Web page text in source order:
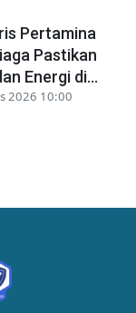
Pertamina
Pastikan
Energi di...
2026 10:00